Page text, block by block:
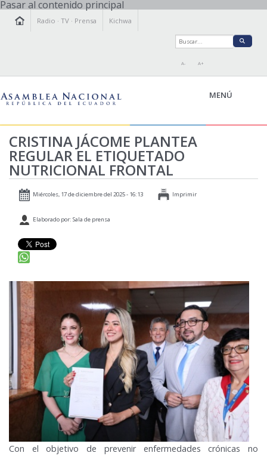
Pasar al contenido principal
Radio ·TV · Prensa Kichwa
A- A+
MENÚ
LA ASAMBLEA
LEGISLAMOS
FISCALIZAMOS
PRENSA
PARTICIPACIÓN
RELACIONES INTERNACIONALES
AGENDA
CRISTINA JÁCOME PLANTEA
REGULAR EL ETIQUETADO
NUTRICIONAL FRONTAL
Miércoles, 17 de diciembre del 2025 - 16:13 Imprimir
Elaborado por: Sala de prensa
Con el objetivo de prevenir enfermedades crónicas no